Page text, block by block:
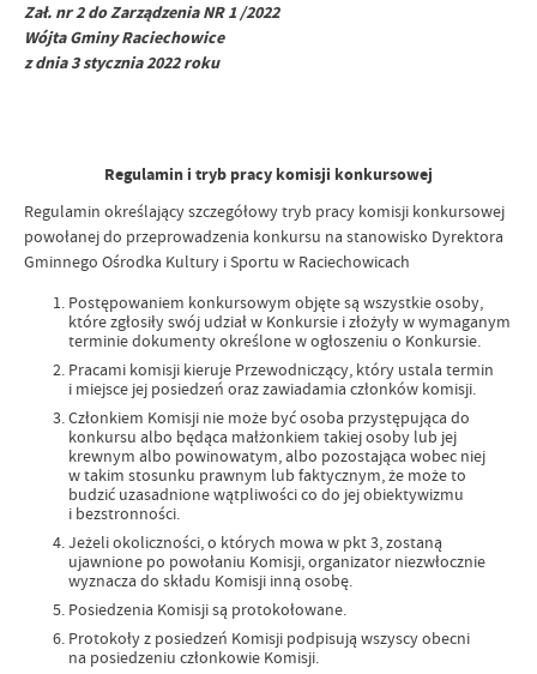
Zał. nr 2 do Zarządzenia NR 1 /2022
Wójta Gminy Raciechowice
z dnia 3 stycznia 2022 roku
Regulamin i tryb pracy komisji konkursowej
Regulamin określający szczegółowy tryb pracy komisji konkursowej
powołanej do przeprowadzenia konkursu na stanowisko Dyrektora
Gminnego Ośrodka Kultury i Sportu w Raciechowicach
Postępowaniem konkursowym objęte są wszystkie osoby,
które zgłosiły swój udział w Konkursie i złożyły w wymaganym
terminie dokumenty określone w ogłoszeniu o Konkursie.
Pracami komisji kieruje Przewodniczący, który ustala termin
i miejsce jej posiedzeń oraz zawiadamia członków komisji.
Członkiem Komisji nie może być osoba przystępująca do
konkursu albo będąca małżonkiem takiej osoby lub jej
krewnym albo powinowatym, albo pozostająca wobec niej
w takim stosunku prawnym lub faktycznym, że może to
budzić uzasadnione wątpliwości co do jej obiektywizmu
i bezstronności.
Jeżeli okoliczności, o których mowa w pkt 3, zostaną
ujawnione po powołaniu Komisji, organizator niezwłocznie
wyznacza do składu Komisji inną osobę.
Posiedzenia Komisji są protokołowane.
Protokoły z posiedzeń Komisji podpisują wszyscy obecni
na posiedzeniu członkowie Komisji.